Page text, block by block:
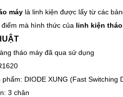
máy là linh kiện được lấy từ các
mà hình thức của linh kiện
tháo máy đã qua sử dụng
DIODE XUNG (Fast Switching
3 chân